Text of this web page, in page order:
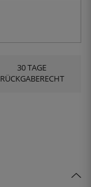
30 TAGE
RÜCKGABERECHT